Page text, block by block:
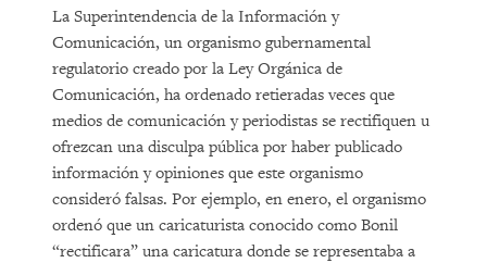
La Superintendencia de la Información y
Comunicación, un organismo gubernamental
regulatorio creado por la Ley Orgánica de
Comunicación, ha ordenado retieradas veces que
medios de comunicación y periodistas se rectifiquen u
ofrezcan una disculpa pública por haber publicado
información y opiniones que este organismo
consideró falsas. Por ejemplo, en enero, el organismo
ordenó que un caricaturista conocido como Bonil
“rectificara” una caricatura donde se representaba a